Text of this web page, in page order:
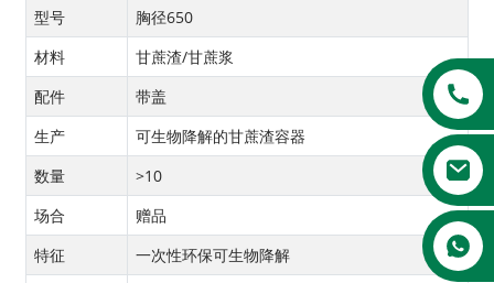
型号
胸径650
材料
甘蔗渣/甘蔗浆
配件
带盖
生产
可生物降解的甘蔗渣容器
数量
>10
场合
赠品
特征
一次性环保可生物降解